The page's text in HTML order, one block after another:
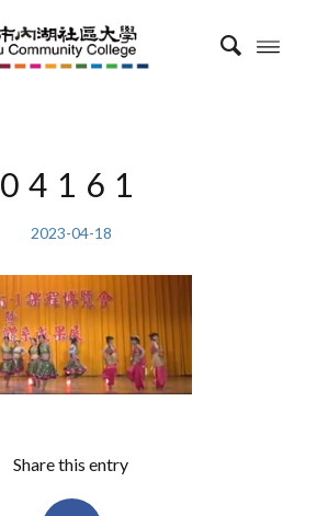
04161
2023-04-18
Share this entry